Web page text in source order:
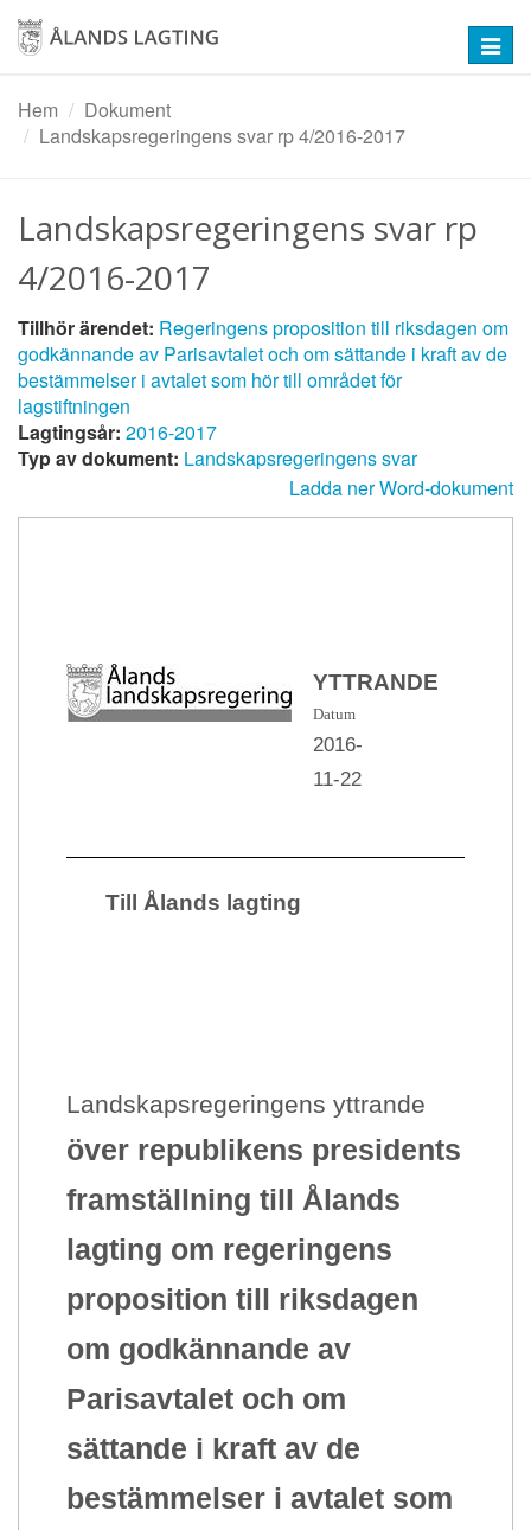
Hoppa
huvudinnehåll
Hem
Dokument
Landskapsregeringens svar rp 4/2016-2017
Landskapsregeringens svar rp
4/2016-2017
Tillhör ärendet: Regeringens proposition till riksdagen om
godkännande av Parisavtalet och om sättande i kraft av de
bestämmelser i avtalet som hör till området för
lagstiftningen
Lagtingsår: 2016-2017
Typ av dokument: Landskapsregeringens svar
Ladda ner Word-dokument
YTTRANDE
Datum
2016-
11-22
Till Ålands lagting
Landskapsregeringens yttrande
över republikens presidents
framställning till Ålands
lagting om regeringens
proposition till riksdagen
om godkännande av
Parisavtalet och om
sättande i kraft av de
bestämmelser i avtalet som